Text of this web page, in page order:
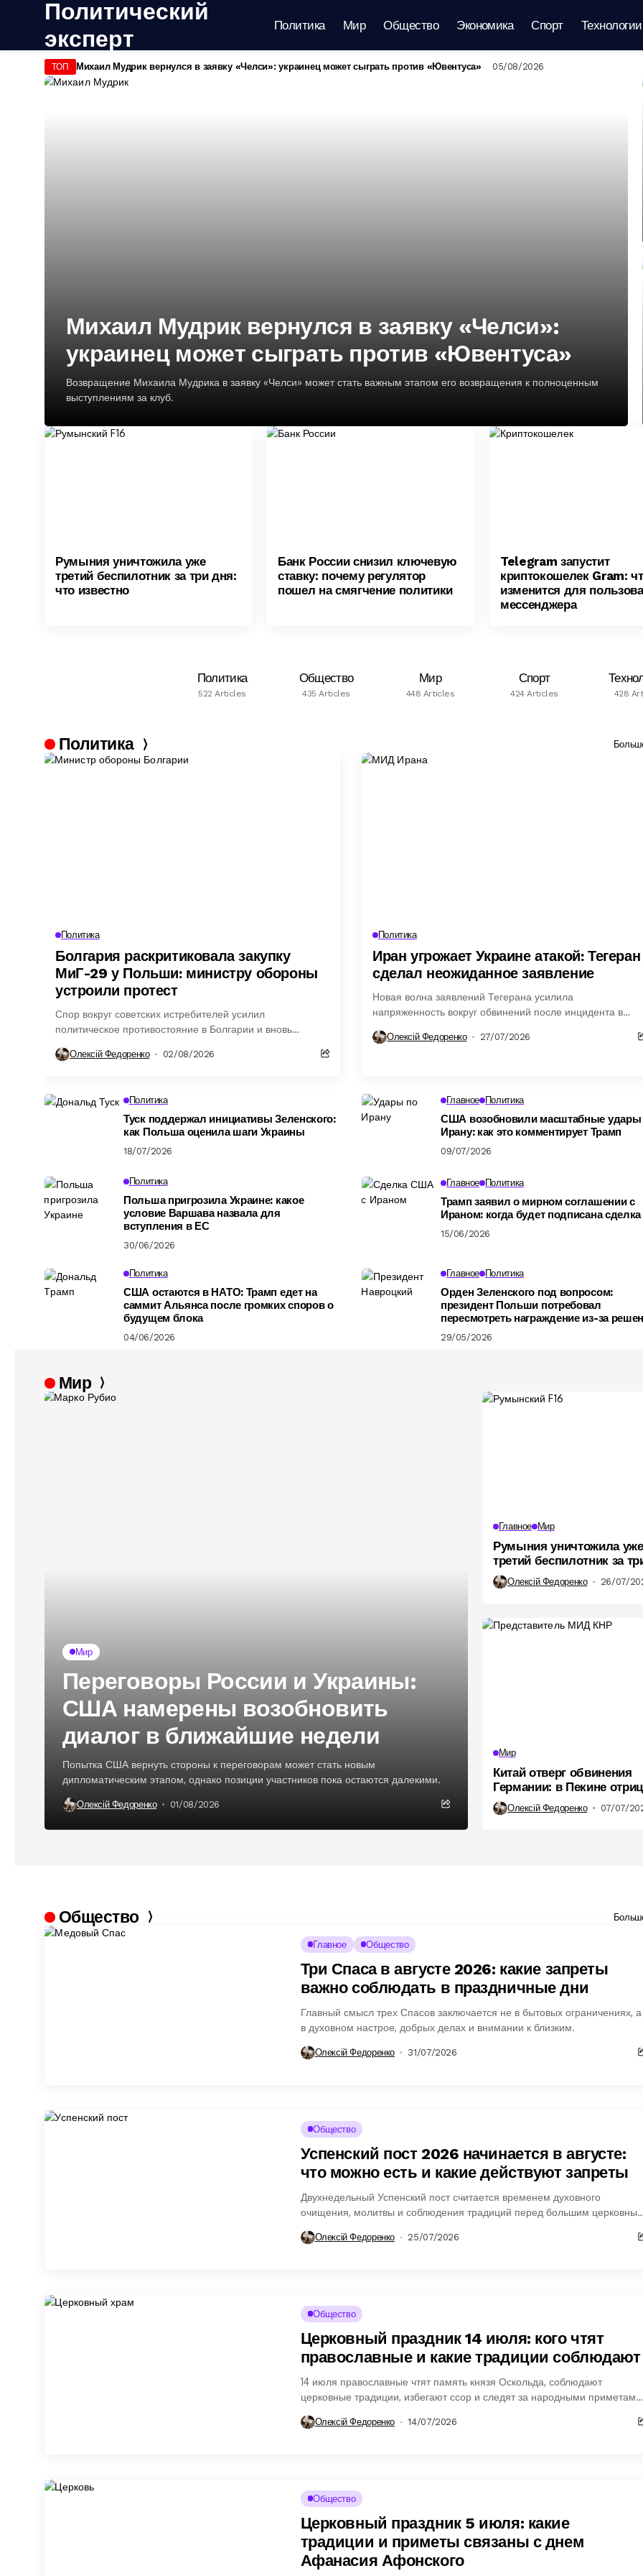
Политический
эксперт
Политика Мир Общество Экономика Спорт Технологии
ТОП Михаил Мудрик вернулся в заявку «Челси»: украинец может сыграть против «Ювентуса» 05/08/2026
Михаил Мудрик вернулся в заявку «Челси»:
украинец может сыграть против «Ювентуса»
Возвращение Михаила Мудрика в заявку «Челси» может стать важным этапом его возвращения к полноценным
выступлениям за клуб.
Румыния уничтожила уже
третий беспилотник за три дня:
что известно
Банк России снизил ключевую
ставку: почему регулятор
пошел на смягчение политики
Telegram запустит
криптокошелек Gram:
изменится для
мессенджера
Политика
522 Articles
Общество
435 Articles
Мир
448 Articles
Спорт
424 Articles 428
Политика
Политика
Болгария раскритиковала закупку
МиГ-29 у Польши: министру обороны
устроили протест
Спор вокруг советских истребителей усилил
политическое противостояние в Болгарии и вновь
Олексій Федоренко 02/08/2026
Политика
Иран угрожает Украине атакой: Тегеран
сделал неожиданное заявление
Новая волна заявлений Тегерана усилила
напряженность вокруг обвинений после инцидента в
Олексій Федоренко 27/07/2026
Политика
Туск поддержал инициативы Зеленского:
как Польша оценила шаги Украины
18/07/2026
Главное Политика
США возобновили масштабные удары
Ирану: как это комментирует Трамп
09/07/2026
Политика
Польша пригрозила Украине: какое
условие Варшава назвала для
вступления в ЕС
30/06/2026
Главное Политика
Трамп заявил о мирном соглашении с
Ираном: когда будет подписана сделка
15/06/2026
Политика
США остаются в НАТО: Трамп едет на
саммит Альянса после громких споров о
будущем блока
04/06/2026
Главное Политика
Орден Зеленского под вопросом:
президент Польши потребовал
пересмотреть награждение из-за
по УПА
29/05/2026
Мир
Мир
Переговоры России и Украины:
США намерены возобновить
диалог в ближайшие недели
Попытка США вернуть стороны к переговорам может стать новым
дипломатическим этапом, однако позиции участников пока остаются далекими.
Олексій Федоренко 01/08/2026
Главное Мир
Румыния уничтожила уже
третий беспилотник за
что известно
Олексій Федоренко 26/07/
Мир
Китай отверг обвинения
Германии: в Пекине
подготовку российских
Олексій Федоренко 07/07/
Общество
Главное Общество
Три Спаса в августе 2026: какие запреты
важно соблюдать в праздничные дни
Главный смысл трех Спасов заключается не в бытовых ограничениях, а
в духовном настрое, добрых делах и внимании к близким.
Олексій Федоренко 31/07/2026
Общество
Успенский пост 2026 начинается в августе:
что можно есть и какие действуют запреты
Двухнедельный Успенский пост считается временем духовного
очищения, молитвы и соблюдения традиций перед большим
Олексій Федоренко 25/07/2026
Общество
Церковный праздник 14 июля: кого чтят
православные и какие традиции соблюдают
14 июля православные чтят память князя Оскольда, соблюдают
церковные традиции, избегают ссор и следят за народными приметами
Олексій Федоренко 14/07/2026
Общество
Церковный праздник 5 июля: какие
традиции и приметы связаны с днем
Афанасия Афонского